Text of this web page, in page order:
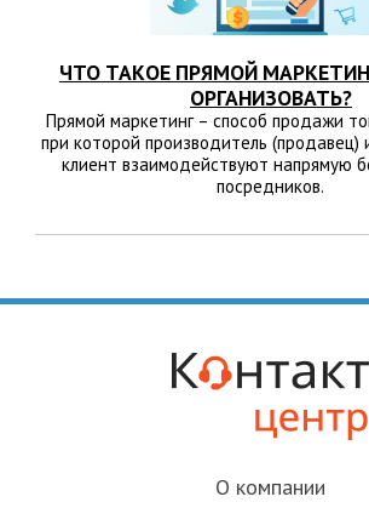
ЧТО ТАКОЕ ПРЯМОЙ
ОРГАНИЗОВАТЬ?
Прямой маркетинг – способ продажи
при которой производитель (продавец)
клиент взаимодействуют напрямую
посредников.
О компании